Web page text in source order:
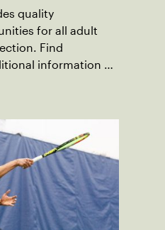
quality
for all adult
Find
information on